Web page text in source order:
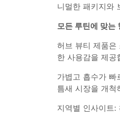
니멀한 패키지와
모든 루틴에 맞는
허브 뷰티 제품은
한 사용감을 제공
가볍고 흡수가 빠
틈새 시장을 개척
지역별 인사이트: